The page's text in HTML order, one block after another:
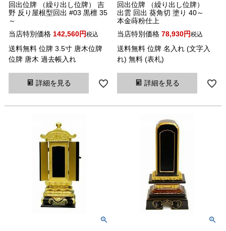
回出位牌 （繰り出し位牌） 吉
野 反り屋根型回出 #03 黒檀 35
～
当店特別価格 142,560 税込
送料無料 位牌 3.5寸 唐木位牌
位牌 唐木 過去帳入れ
詳細を見る
回出位牌 （繰り出し位牌）
出雲 回出 葵角切 塗り 40～
本金蒔粉仕上
当店特別価格 78,930 税込
送料無料 位牌 名入れ (文字入
れ) 無料 (表札)
詳細を見る